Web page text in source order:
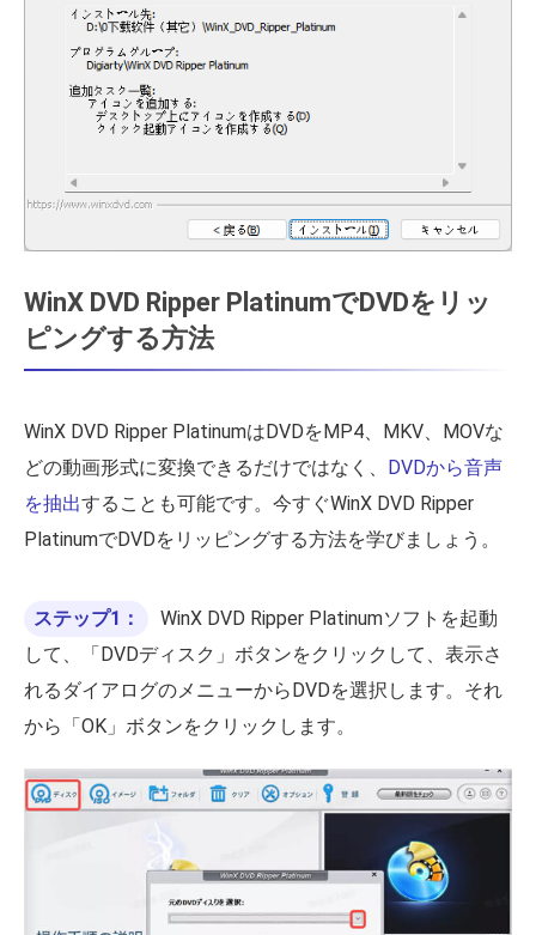
WinX DVD Ripper PlatinumでDVDをリッ
ピングする方法
WinX DVD Ripper PlatinumはDVDをMP4、MKV、MOVな
どの動画形式に変換できるだけではなく、 DVDから音声
を抽出することも可能です。今すぐWinX DVD Ripper
PlatinumでDVDをリッピングする方法を学びましょう。
ステップ1：
WinX DVD Ripper Platinumソフトを起動
して、「DVDディスク」ボタンをクリックして、表示さ
れるダイアログのメニューからDVDを選択します。それ
から「OK」ボタンをクリックします。